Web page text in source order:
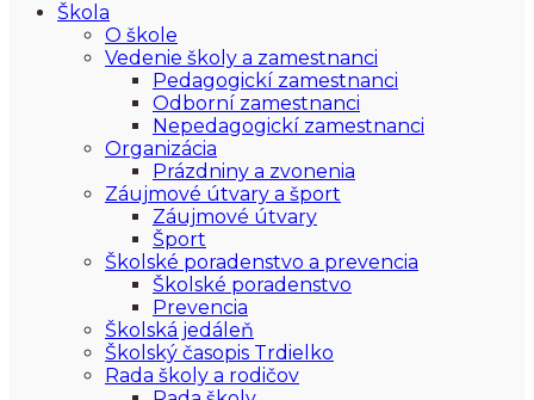
Škola
O škole
Vedenie školy a zamestnanci
Pedagogickí zamestnanci
Odborní zamestnanci
Nepedagogickí zamestnanci
Organizácia
Prázdniny a zvonenia
Záujmové útvary a šport
Záujmové útvary
Šport
Školské poradenstvo a prevencia
Školské poradenstvo
Prevencia
Školská jedáleň
Školský časopis Trdielko
Rada školy a rodičov